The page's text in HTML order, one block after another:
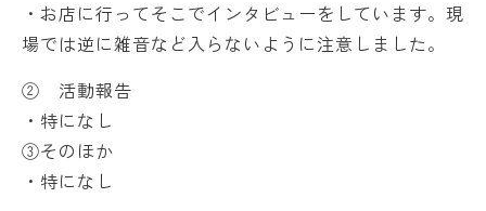
・お店に行ってそこでインタビューをしています。現
場では逆に雑音など入らないように注意しました。
② 活動報告
・特になし
③そのほか
・特になし